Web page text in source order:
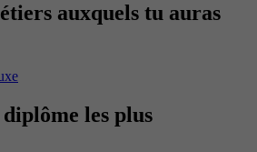
auxquels tu auras
les plus